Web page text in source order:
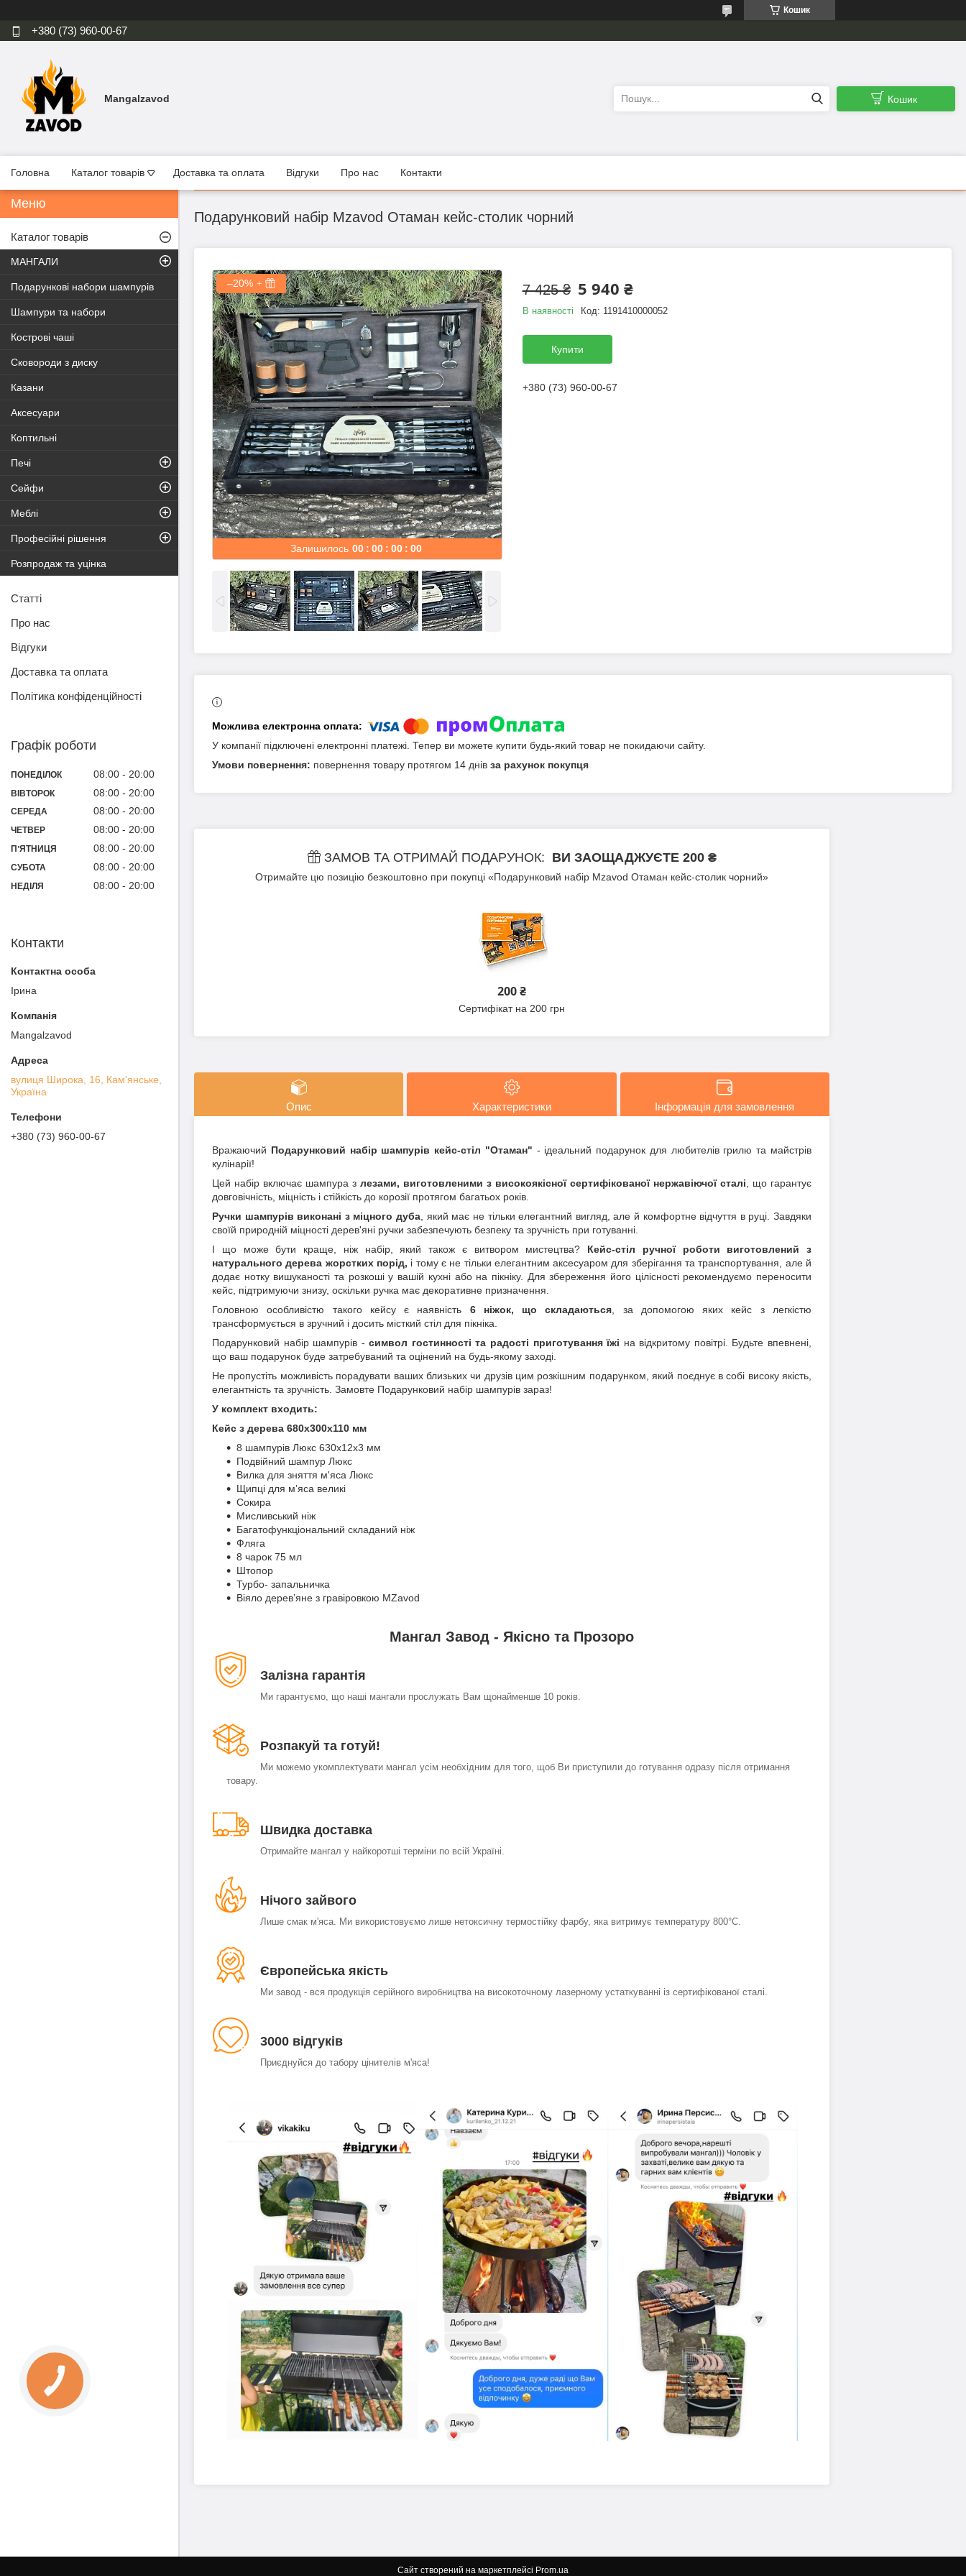
Кошик
+380 (73) 960-00-67
Mangalzavod Кошик
Головна Каталог товарів Доставка та оплата Відгуки Про нас Контакти
Подарунковий набір Mzavod Отаман кейс-столик чорний
Залишилось 00 00 00 00
–20% 7 425 ₴ 5 940 ₴
В наявності Код: 1191410000052
Купити
+380 (73) 960-00-67
У компанії підключені електронні платежі. Тепер ви можете купити будь-який товар не покидаючи сайту.
повернення товару протягом 14 днів за рахунок покупця
ЗАМОВ ТА ОТРИМАЙ ПОДАРУНОК ВИ ЗАОЩАДЖУЄТЕ 200 ₴
Отримайте цю позицію безкоштовно при покупці «Подарунковий набір Mzavod Отаман кейс-столик чорний»
200 ₴
Сертифікат на 200 грн
Опис Характеристики Інформація для замовлення
Вражаючий Подарунковий набір шампурів кейс-стіл "Отаман" - ідеальний подарунок для любителів грилю та майстрів
кулінарії!
Цей набір включає шампура з лезами, виготовленими з високоякісної сертифікованої нержавіючої сталі , що гарантує
довговічність, міцність і стійкість до корозії протягом багатьох років.
Ручки шампурів виконані з міцного дуба , який має не тільки елегантний вигляд, але й комфортне відчуття в руці. Завдяки
своїй природній міцності дерев'яні ручки забезпечують безпеку та зручність при готуванні.
І що може бути краще, ніж набір, який також є витвором мистецтва? Кейс-стіл ручної роботи виготовлений з
натурального дерева жорстких порід, і тому є не тільки елегантним аксесуаром для зберігання та транспортування, але й
додає нотку вишуканості та розкоші у вашій кухні або на пікніку. Для збереження його цілісності рекомендуємо переносити
кейс, підтримуючи знизу, оскільки ручка має декоративне призначення.
Головною особливістю такого кейсу є наявність 6 ніжок, що складаються , за допомогою яких кейс з легкістю
трансформується в зручний і досить місткий стіл для пікніка.
Подарунковий набір шампурів -символ гостинності та радості приготування їжі на відкритому повітрі. Будьте впевнені,
що ваш подарунок буде затребуваний та оцінений на будь-якому заході.
Не пропустіть можливість порадувати ваших близьких чи друзів цим розкішним подарунком, який поєднує в собі високу якість,
елегантність та зручність. Замовте Подарунковий набір шампурів зараз!
У комплект входить:
Кейс з дерева 680х300х110 мм
8 шампурів Люкс 630х12х3 мм
Подвійний шампур Люкс
Вилка для зняття м'яса Люкс
Щипці для мʼяса великі
Сокира
Мисливський ніж
Багатофункціональний складаний ніж
Фляга
8 чарок 75 мл
Штопор
Турбо- запальничка
Віяло деревʼяне з гравіровкою MZavod
Мангал Завод - Якісно та Прозоро
Залізна гарантія
Ми гарантуємо, що наші мангали прослужать Вам щонайменше 10 років.
Розпакуй та готуй!
Ми можемо укомплектувати мангал усім необхідним для того, щоб Ви приступили до готування одразу після отримання
товару.
Швидка доставка
Отримайте мангал у найкоротші терміни по всій Україні.
Нічого зайвого
Лише смак м'яса. Ми використовуємо лише нетоксичну термостійку фарбу, яка витримує температуру 800°С.
Європейська якість
Ми завод - вся продукція серійного виробництва на високоточному лазерному устаткуванні із сертифікованої сталі.
3000 відгуків
Приєднуйся до табору цінителів м'яса!
Каталог товарів
МАНГАЛИ
Подарункові набори шампурів
Шампури та набори
Кострові чаші
Сковороди з диску
Казани
Аксесуари
Коптильні
Печі
Сейфи
Меблі
Професійні рішення
Розпродаж та уцінка
Статті
Про нас
Відгуки
Доставка та оплата
Політика конфіденційності
Графік роботи
ПОНЕДІЛОК 08:00 20:00
ВІВТОРОК 08:00 20:00
СЕРЕДА 08:00 20:00
ЧЕТВЕР 08:00 20:00
ПʼЯТНИЦЯ 08:00 20:00
СУБОТА 08:00 20:00
НЕДІЛЯ 08:00 20:00
Контакти
Ірина
Mangalzavod
вулиця Широка, 16, Кам'янське,
Україна
+380 (73) 960-00-67
Сайт створений на маркетплейсі Prom.ua